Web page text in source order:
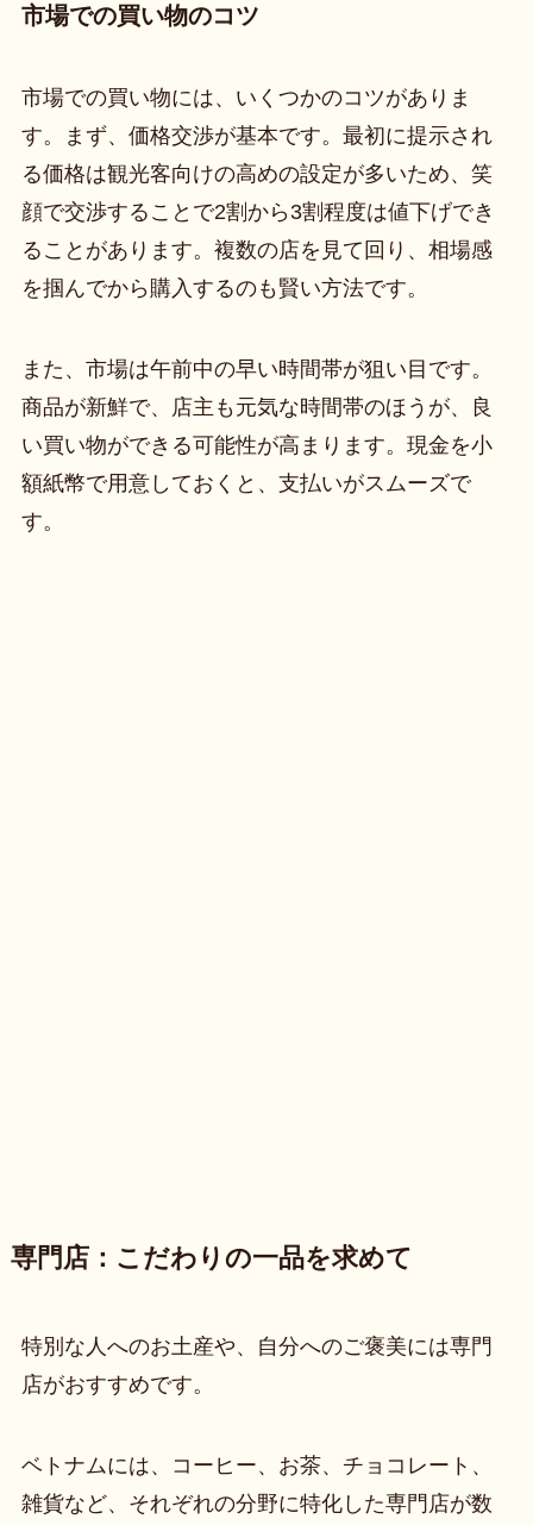
市場での買い物のコツ
市場での買い物には、いくつかのコツがありま
す。まず、価格交渉が基本です。最初に提示され
る価格は観光客向けの高めの設定が多いため、笑
顔で交渉することで2割から3割程度は値下げでき
ることがあります。複数の店を見て回り、相場感
を掴んでから購入するのも賢い方法です。
また、市場は午前中の早い時間帯が狙い目です。
商品が新鮮で、店主も元気な時間帯のほうが、良
い買い物ができる可能性が高まります。現金を小
額紙幣で用意しておくと、支払いがスムーズで
す。
専門店：こだわりの一品を求めて
特別な人へのお土産や、自分へのご褒美には専門
店がおすすめです。
ベトナムには、コーヒー、お茶、チョコレート、
雑貨など、それぞれの分野に特化した専門店が数